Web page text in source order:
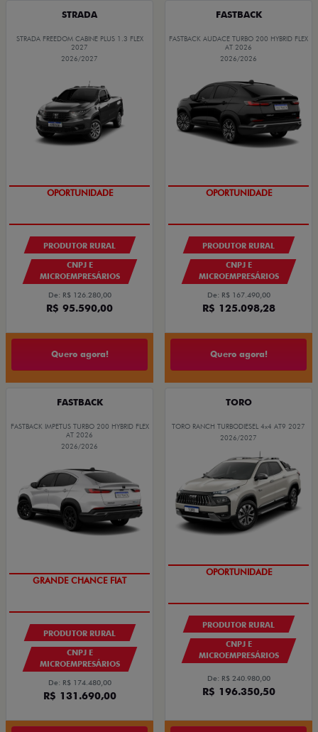
STRADA
STRADA FREEDOM CABINE PLUS 1.3 FLEX
2027
2026/2027
GRANDE CHANCE FIAT
PRODUTOR RURAL
CNPJ E
MICROEMPRESÁRIOS
De: R$ 126.280,00
R$ 95.590,00
Quero agora!
FASTBACK
FASTBACK AUDACE TURBO 200 HYBRID FLEX
AT 2026
2026/2026
GRANDE CHANCE FIAT
PRODUTOR RURAL
CNPJ E
MICROEMPRESÁRIOS
De: R$ 167.490,00
R$ 125.098,28
Quero agora!
FASTBACK
FASTBACK IMPETUS TURBO 200 HYBRID FLEX
AT 2026
2026/2026
OPORTUNIDADE
PRODUTOR RURAL
CNPJ E
MICROEMPRESÁRIOS
De: R$ 174.480,00
R$ 131.690,00
TORO
TORO RANCH TURBODIESEL 4x4 AT9 2027
2026/2027
GRANDE CHANCE FIAT
PRODUTOR RURAL
CNPJ E
MICROEMPRESÁRIOS
De: R$ 240.980,00
R$ 196.350,50